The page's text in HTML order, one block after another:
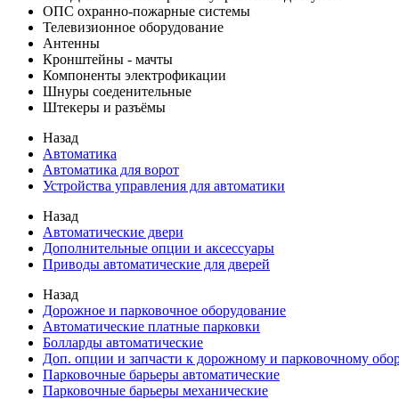
ОПС охранно-пожарные системы
Телевизионное оборудование
Антенны
Кронштейны - мачты
Компоненты электрофикации
Шнуры соеденительные
Штекеры и разъёмы
Назад
Автоматика
Автоматика для ворот
Устройства управления для автоматики
Назад
Автоматические двери
Дополнительные опции и аксессуары
Приводы автоматические для дверей
Назад
Дорожное и парковочное оборудование
Автоматические платные парковки
Болларды автоматические
Доп. опции и запчасти к дорожному и парковочному
Парковочные барьеры автоматические
Парковочные барьеры механические